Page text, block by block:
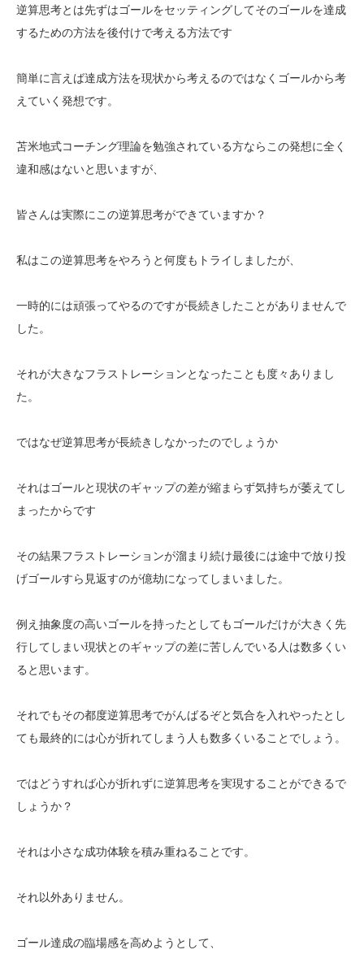
逆算思考とは先ずはゴールをセッティングしてそのゴールを達成
するための方法を後付けで考える方法です
簡単に言えば達成方法を現状から考えるのではなくゴールから考
えていく発想です。
苫米地式コーチング理論を勉強されている方ならこの発想に全く
違和感はないと思いますが、
皆さんは実際にこの逆算思考ができていますか？
私はこの逆算思考をやろうと何度もトライしましたが、
一時的には頑張ってやるのですが長続きしたことがありませんで
した。
それが大きなフラストレーションとなったことも度々ありまし
た。
ではなぜ逆算思考が長続きしなかったのでしょうか
それはゴールと現状のギャップの差が縮まらず気持ちが萎えてし
まったからです
その結果フラストレーションが溜まり続け最後には途中で放り投
げゴールすら見返すのが億劫になってしまいました。
例え抽象度の高いゴールを持ったとしてもゴールだけが大きく先
行してしまい現状とのギャップの差に苦しんでいる人は数多くい
ると思います。
それでもその都度逆算思考でがんばるぞと気合を入れやったとし
ても最終的には心が折れてしまう人も数多くいることでしょう。
ではどうすれば心が折れずに逆算思考を実現することができるで
しょうか？
それは小さな成功体験を積み重ねることです。
それ以外ありません。
ゴール達成の臨場感を高めようとして、